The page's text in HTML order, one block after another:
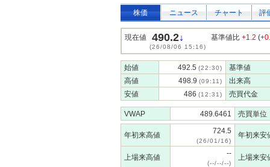
株価 ニュース チャート 評
現在値 490.2↓
(26/08/06 15:16)
基準値比 +1.2 (
始値 492.5 (22:30)
基準値
高値
498.9 (09:11)
出来高
安値
486 (12:31) 売買代金
VWAP 489.6461 売買単位
年初来高値 724.5
(26/01/16)
年初来安
上場来高値 --
(--/--/--)
上場来安